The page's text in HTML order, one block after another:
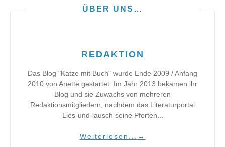
ÜBER UNS…
REDAKTION
Das Blog "Katze mit Buch" wurde Ende 2009 / Anfang
2010 von Anette gestartet. Im Jahr 2013 bekamen ihr
Blog und sie Zuwachs von mehreren
Redaktionsmitgliedern, nachdem das Literaturportal
Lies-und-lausch seine Pforten...
Weiterlesen... →